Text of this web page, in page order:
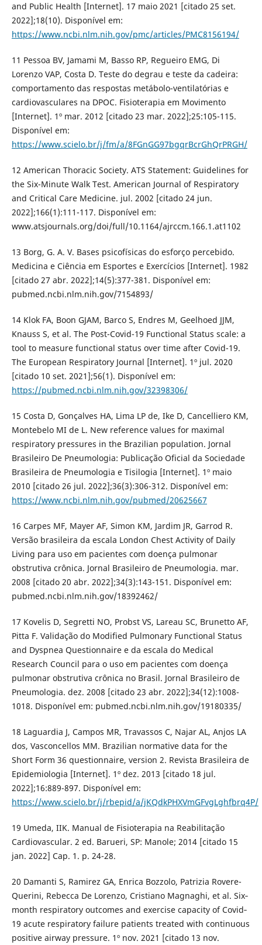
and Public Health [Internet]. 17 maio 2021 [citado 25 set.
2022];18(10). Disponível em:
https://www.ncbi.nlm.nih.gov/pmc/articles/PMC8156194/
11 Pessoa BV, Jamami M, Basso RP, Regueiro EMG, Di
Lorenzo VAP, Costa D. Teste do degrau e teste da cadeira:
comportamento das respostas metábolo-ventilatórias e
cardiovasculares na DPOC. Fisioterapia em Movimento
[Internet]. 1º mar. 2012 [citado 23 mar. 2022];25:105-115.
Disponível em:
https://www.scielo.br/j/fm/a/8FGnGG97bgqrBcrGhQrPRGH/
12 American Thoracic Society. ATS Statement: Guidelines for
the Six-Minute Walk Test. American Journal of Respiratory
and Critical Care Medicine. jul. 2002 [citado 24 jun.
2022];166(1):111-117. Disponível em:
www.atsjournals.org/doi/full/10.1164/ajrccm.166.1.at1102
13 Borg, G. A. V. Bases psicofísicas do esforço percebido.
Medicina e Ciência em Esportes e Exercícios [Internet]. 1982
[citado 27 abr. 2022];14(5):377-381. Disponível em:
pubmed.ncbi.nlm.nih.gov/7154893/
14 Klok FA, Boon GJAM, Barco S, Endres M, Geelhoed JJM,
Knauss S, et al. The Post-Covid-19 Functional Status scale: a
tool to measure functional status over time after Covid-19.
The European Respiratory Journal [Internet]. 1º jul. 2020
[citado 10 set. 2021];56(1). Disponível em:
https://pubmed.ncbi.nlm.nih.gov/32398306/
15 Costa D, Gonçalves HA, Lima LP de, Ike D, Cancelliero KM,
Montebelo MI de L. New reference values for maximal
respiratory pressures in the Brazilian population. Jornal
Brasileiro De Pneumologia: Publicação Oficial da Sociedade
Brasileira de Pneumologia e Tisilogia [Internet]. 1º maio
2010 [citado 26 jul. 2022];36(3):306-312. Disponível em:
https://www.ncbi.nlm.nih.gov/pubmed/20625667
16 Carpes MF, Mayer AF, Simon KM, Jardim JR, Garrod R.
Versão brasileira da escala London Chest Activity of Daily
Living para uso em pacientes com doença pulmonar
obstrutiva crônica. Jornal Brasileiro de Pneumologia. mar.
2008 [citado 20 abr. 2022];34(3):143-151. Disponível em:
pubmed.ncbi.nlm.nih.gov/18392462/
17 Kovelis D, Segretti NO, Probst VS, Lareau SC, Brunetto AF,
Pitta F. Validação do Modified Pulmonary Functional Status
and Dyspnea Questionnaire e da escala do Medical
Research Council para o uso em pacientes com doença
pulmonar obstrutiva crônica no Brasil. Jornal Brasileiro de
Pneumologia. dez. 2008 [citado 23 abr. 2022];34(12):1008-
1018. Disponível em: pubmed.ncbi.nlm.nih.gov/19180335/
18 Laguardia J, Campos MR, Travassos C, Najar AL, Anjos LA
dos, Vasconcellos MM. Brazilian normative data for the
Short Form 36 questionnaire, version 2. Revista Brasileira de
Epidemiologia [Internet]. 1º dez. 2013 [citado 18 jul.
2022];16:889-897. Disponível em:
https://www.scielo.br/j/rbepid/a/jKQdkPHXVmGFvgLghfbrq4P/
19 Umeda, IIK. Manual de Fisioterapia na Reabilitação
Cardiovascular. 2 ed. Barueri, SP: Manole; 2014 [citado 15
jan. 2022] Cap. 1. p. 24-28.
20 Damanti S, Ramirez GA, Enrica Bozzolo, Patrizia Rovere-
Querini, Rebecca De Lorenzo, Cristiano Magnaghi, et al. Six‐
month respiratory outcomes and exercise capacity of Covid‐
19 acute respiratory failure patients treated with continuous
positive airway pressure. 1º nov. 2021 [citado 13 nov.